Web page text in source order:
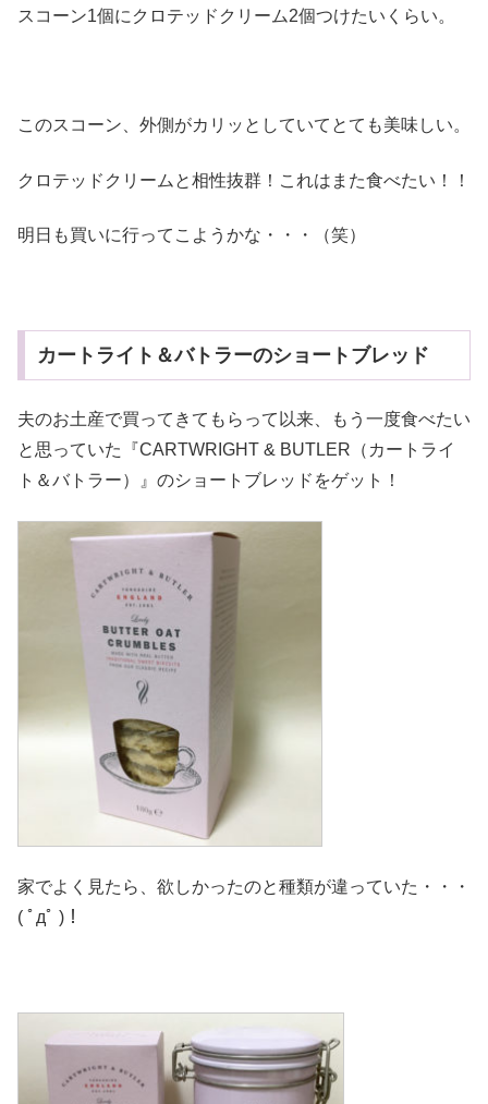
スコーン1個にクロテッドクリーム2個つけたいくらい。
このスコーン、外側がカリッとしていてとても美味しい。
クロテッドクリームと相性抜群！これはまた食べたい！！
明日も買いに行ってこようかな・・・（笑）
カートライト＆バトラーのショートブレッド
夫のお土産で買ってきてもらって以来、もう一度食べたい
と思っていた『CARTWRIGHT & BUTLER（カートライ
ト＆バトラー）』のショートブレッドをゲット！
家でよく見たら、欲しかったのと種類が違っていた・・・
( ﾟдﾟ )！